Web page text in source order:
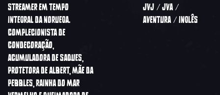
STREAMER EM TEMPO
INTEGRAL DA NORUEGA.
COMPLECIONISTA DE
CONDECORAÇÃO,
ACUMULADORA DE SAQUES,
PROTETORA DE ALBERT, MÃE DA
PEBBLES, RAINHA DO MAR
JVJ
JVA
AVENTURA
INGLÊS